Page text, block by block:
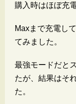
購入時はほぼ充
Maxまで充電し
てみました。
最強モードだと
たが、結果はそ
た。